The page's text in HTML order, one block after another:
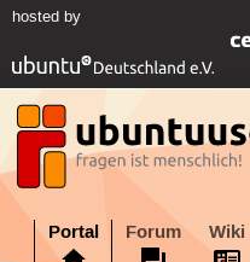
hosted by
Portal Forum Wiki